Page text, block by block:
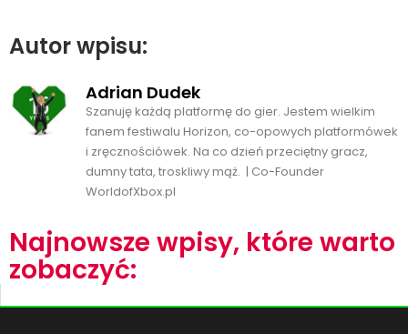
Autor wpisu:
Adrian Dudek
Szanuję każdą platformę do gier. Jestem wielkim
fanem festiwalu Horizon, co-opowych platformówek
i zręcznościówek. Na co dzień przeciętny gracz,
dumny tata, troskliwy mąż. | Co-Founder
WorldofXbox.pl
Najnowsze wpisy, które warto
zobaczyć: